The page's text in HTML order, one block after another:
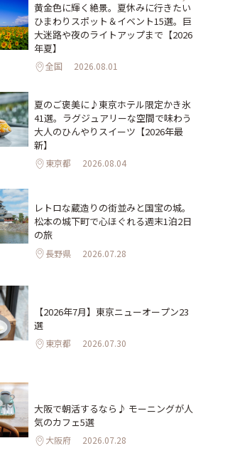
黄金色に輝く絶景。夏休みに行きたい
ひまわりスポット＆イベント15選。巨
大迷路や夜のライトアップまで【2026
年夏】
全国 2026.08.01
夏のご褒美に♪東京ホテル限定かき氷
41選。ラグジュアリーな空間で味わう
大人のひんやりスイーツ【2026年最
新】
東京都 2026.08.04
レトロな蔵造りの街並みと国宝の城。
松本の城下町で心ほぐれる週末1泊2日
の旅
長野県 2026.07.28
【2026年7月】東京ニューオープン23
選
東京都 2026.07.30
大阪で朝活するなら♪ モーニングが人
気のカフェ5選
大阪府 2026.07.28